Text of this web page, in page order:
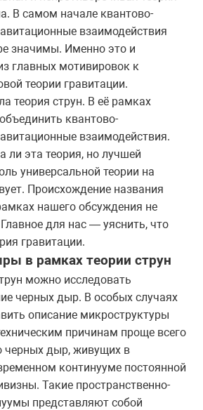
В самом начале квантово-
взаимодействия
значимы. Именно это и
главных мотивировок к
теории гравитации.
теория струн. В её рамках
квантово-
взаимодействия.
ли эта теория, но лучшей
универсальной теории на
Происхождение названия
нашего обсуждения не
для нас — уяснить, что
гравитации.
в рамках теории струн
можно исследовать
черных дыр. В особых случаях
описание микроструктуры
причинам проще всего
черных дыр, живущих в
континууме постоянной
Такие пространственно-
представляют собой